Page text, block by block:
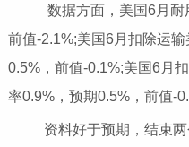
数据方面，美国6月耐用
前值-2.1%;美国6月扣除运
0.5%，前值-0.1%;美国6月
率0.9%，预期0.5%，前值-
资料好于预期，结束两